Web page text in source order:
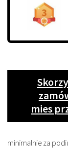
mies
minimalnie za